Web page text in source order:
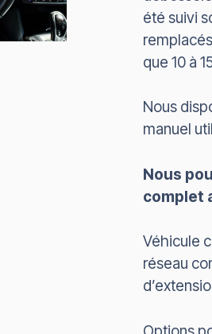
été suivi
que 10 à
Nous
manuel
Nous
complet
Véhicule
réseau